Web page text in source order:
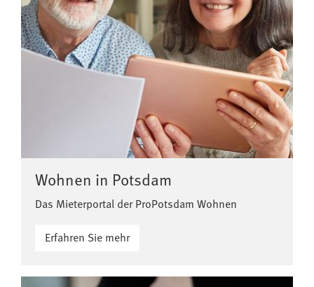
Wohnen in Potsdam
Das Mieterportal der ProPotsdam Wohnen
Erfahren Sie mehr